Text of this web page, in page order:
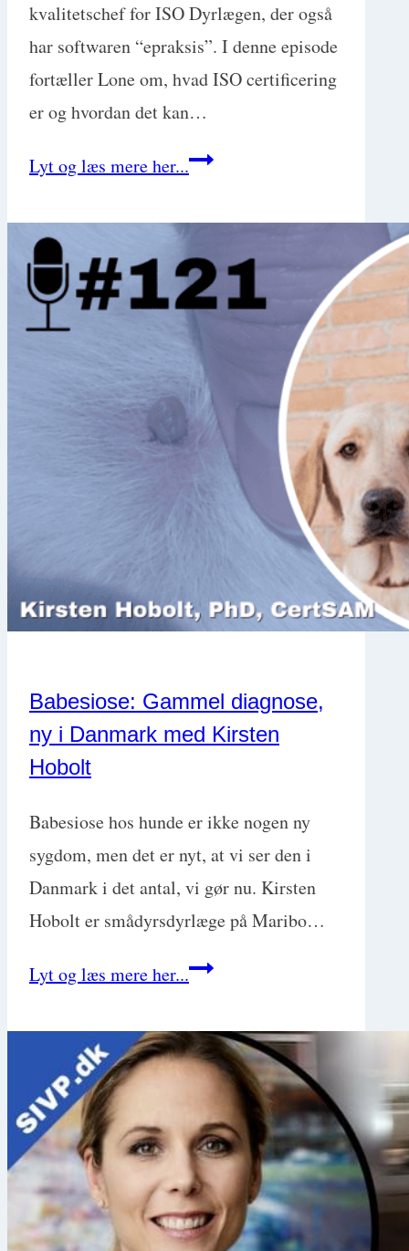
kvalitetschef for ISO Dyrlægen, der også
har softwaren “epraksis”. I denne episode
fortæller Lone om, hvad ISO certificering
er og hvordan det kan…
Lyt og læs mere her...Fordele
ISO
Dyrlægen
og
ting
du
kan
smartere
allerede
Babesiose: Gammel diagnose,
ny i Danmark med Kirsten
Hobolt
Babesiose hos hunde er ikke nogen ny
sygdom, men det er nyt, at vi ser den i
Danmark i det antal, vi gør nu. Kirsten
Hobolt er smådyrsdyrlæge på Maribo…
Lyt og læs mere her...Babesiose:
diagnose,
ny
Danmark
med
Kirsten
Hobolt